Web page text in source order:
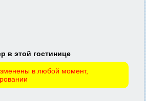
в этой гостинице
в любой момент,